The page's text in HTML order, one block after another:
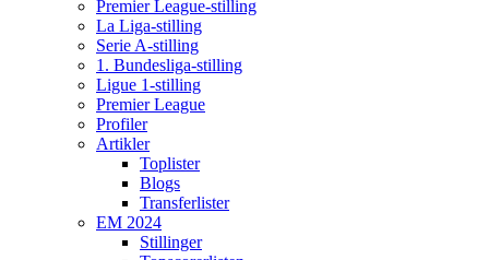
Premier League-stilling
La Liga-stilling
Serie A-stilling
1. Bundesliga-stilling
Ligue 1-stilling
Premier League
Profiler
Artikler
Toplister
Blogs
Transferlister
EM 2024
Stillinger